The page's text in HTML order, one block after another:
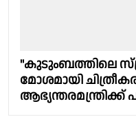
"കുടുംബത്തിലെ
മോശമായി